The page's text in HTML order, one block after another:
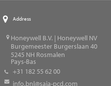
Address
Honeywell B.V. | Honeywell NV
Burgemeester Burgerslaan 40
5245 NH Rosmalen
Pays-Bas
+31 182 55 62 00
info.bnl@saia-pcd.com